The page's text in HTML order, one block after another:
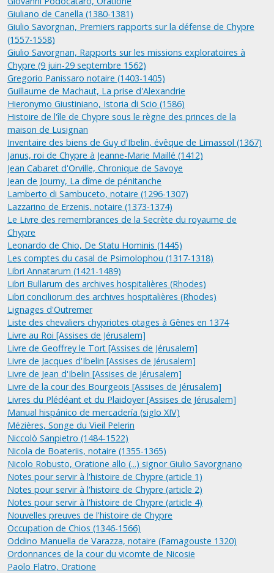
Giuliano de Canella (1380-1381)
Giulio Savorgnan, Premiers rapports sur la défense de Chypre
(1557-1558)
Giulio Savorgnan, Rapports sur les missions exploratoires à
Chypre (9 juin-29 septembre 1562)
Gregorio Panissaro notaire (1403-1405)
Guillaume de Machaut, La prise d'Alexandrie
Hieronymo Giustiniano, Istoria di Scio (1586)
Histoire de l'île de Chypre sous le règne des princes de la
maison de Lusignan
Inventaire des biens de Guy d'Ibelin, évêque de Limassol (1367)
Janus, roi de Chypre à Jeanne-Marie Maillé (1412)
Jean Cabaret d'Orville, Chronique de Savoye
Jean de Journy, La dîme de pénitanche
Lamberto di Sambuceto, notaire (1296-1307)
Lazzarino de Erzenis, notaire (1373-1374)
Le Livre des remembrances de la Secrète du royaume de
Chypre
Leonardo de Chio, De Statu Hominis (1445)
Les comptes du casal de Psimolophou (1317-1318)
Libri Annatarum (1421-1489)
Libri Bullarum des archives hospitalières (Rhodes)
Libri conciliorum des archives hospitalières (Rhodes)
Lignages d'Outremer
Liste des chevaliers chypriotes otages à Gênes en 1374
Livre au Roi [Assises de Jérusalem]
Livre de Geoffrey le Tort [Assises de Jérusalem]
Livre de Jacques d'Ibelin [Assises de Jérusalem]
Livre de Jean d'Ibelin [Assises de Jérusalem]
Livre de la cour des Bourgeois [Assises de Jérusalem]
Livres du Plédéant et du Plaidoyer [Assises de Jérusalem]
Manual hispánico de mercadería (siglo XIV)
Mézières, Songe du Vieil Pelerin
Niccolò Sanpietro (1484-1522)
Nicola de Boateriis, notaire (1355-1365)
Nicolo Robusto, Oratione allo (...) signor Giulio Savorgnano
Notes pour servir à l'histoire de Chypre (article 1)
Notes pour servir à l'histoire de Chypre (article 2)
Notes pour servir à l'histoire de Chypre (article 4)
Nouvelles preuves de l'histoire de Chypre
Occupation de Chios (1346-1566)
Oddino Manuella de Varazza, notaire (Famagouste 1320)
Ordonnances de la cour du vicomte de Nicosie
Paolo Flatro, Oratione